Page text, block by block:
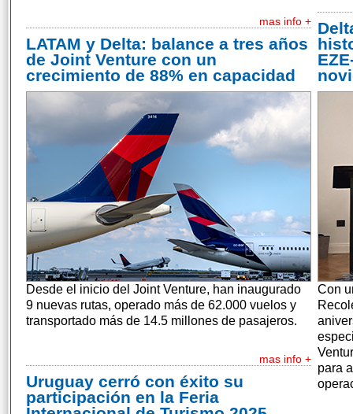
mas info +
LATAM y Delta: balance a tres años
de Joint Venture con un
crecimiento de 88% en capacidad
Desde el inicio del Joint Venture, han inaugurado
9 nuevas rutas, operado más de 62.000 vuelos y
transportado más de 14.5 millones de pasajeros.
mas info +
Uruguay cerró con éxito su
participación en la Feria
Con
para